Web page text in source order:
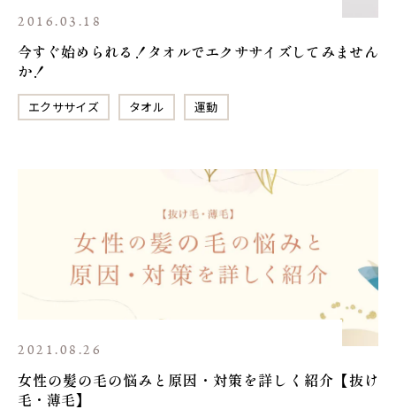
2016.03.18
今すぐ始められる！タオルでエクササイズしてみません
か！
エクササイズ タオル 運動
2021.08.26
女性の髪の毛の悩みと原因・対策を詳しく紹介【抜け
毛・薄毛】